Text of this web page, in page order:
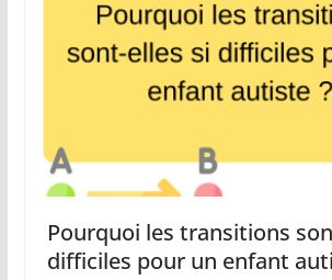
Pourquoi les transitions
difficiles pour un enfant